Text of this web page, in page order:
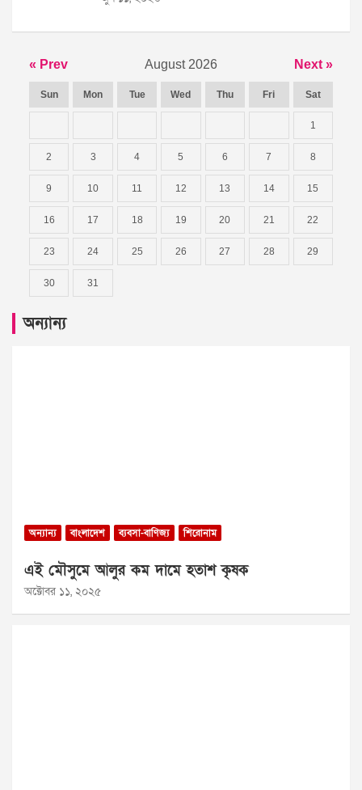
« Prev August 2026 Next »
Sun Mon Tue Wed Thu Fri Sat
1
2 3 4 5 6 7 8
9 10 11 12 13 14 15
16 17 18 19 20 21 22
23 24 25 26 27 28 29
30 31
অন্যান্য
অন্যান্য বাংলাদেশ ব্যবসা-বাণিজ্য শিরোনাম
এই মৌসুমে আলুর কম দামে হতাশ কৃষক
অক্টোবর ১১, ২০২৫